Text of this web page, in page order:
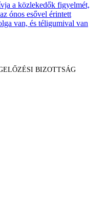
a közlekedők figyelmét,
ónos esővel érintett
van, és téligumival van
BIZOTTSÁG